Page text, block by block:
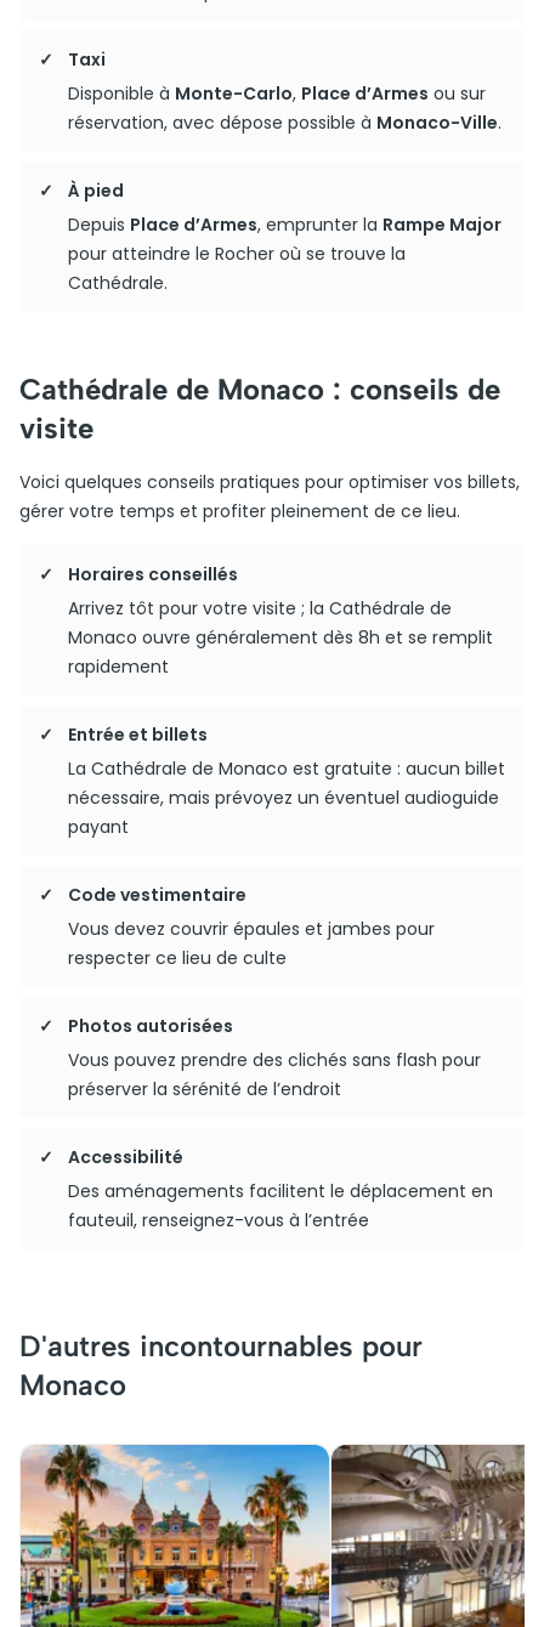
Taxi
Disponible à Monte-Carlo, Place d’Armes ou sur
réservation, avec dépose possible à Monaco-Ville.
À pied
Depuis Place d’Armes, emprunter la Rampe Major
pour atteindre le Rocher où se trouve la
Cathédrale.
Cathédrale de Monaco : conseils de
visite
Voici quelques conseils pratiques pour optimiser vos billets,
gérer votre temps et profiter pleinement de ce lieu.
Horaires conseillés
Arrivez tôt pour votre visite ; la Cathédrale de
Monaco ouvre généralement dès 8h et se remplit
rapidement
Entrée et billets
La Cathédrale de Monaco est gratuite : aucun billet
nécessaire, mais prévoyez un éventuel audioguide
payant
Code vestimentaire
Vous devez couvrir épaules et jambes pour
respecter ce lieu de culte
Photos autorisées
Vous pouvez prendre des clichés sans flash pour
préserver la sérénité de l’endroit
Accessibilité
Des aménagements facilitent le déplacement en
fauteuil, renseignez-vous à l’entrée
D'autres incontournables pour
Monaco